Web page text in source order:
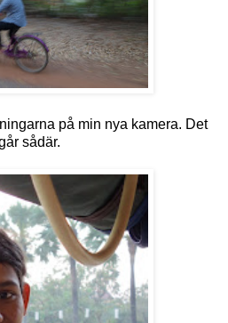
på min nya kamera. Det
sådär.